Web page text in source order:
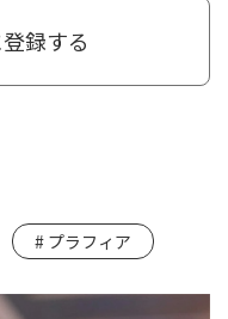
録する
プラフィア